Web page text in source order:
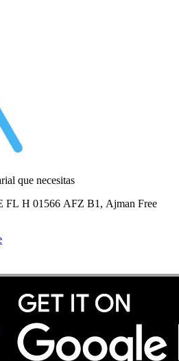
que necesitas
FL H 01566 AFZ B1, Ajman Free